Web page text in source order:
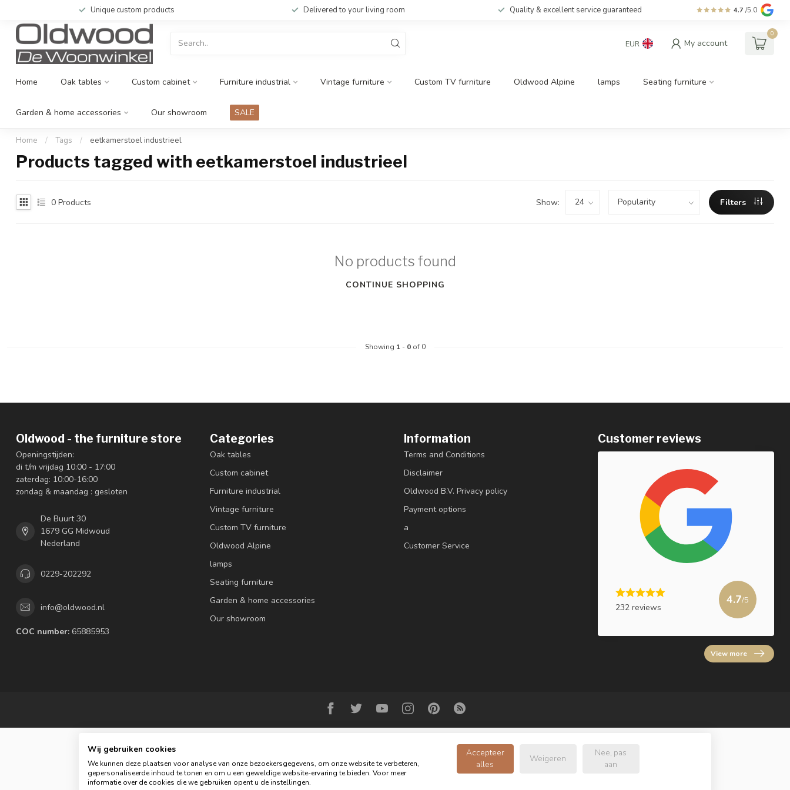
Unique custom products Delivered to your living room Quality & excellent service guaranteed 4.7 /5.0
EUR My account
0
Home Oak tables Custom cabinet Furniture industrial Vintage furniture Custom TV furniture Oldwood Alpine lamps Seating furniture
Garden & home accessories Our showroom SALE
Home / Tags / eetkamerstoel industrieel
Products tagged with eetkamerstoel industrieel
0 Products Show: Filters
No products found
CONTINUE SHOPPING
Showing 1- 0of 0
Oldwood - the furniture store
Openingstijden:
di t/m vrijdag 10:00 - 17:00
zaterdag: 10:00-16:00
zondag & maandag : gesloten
De Buurt 30
1679 GG Midwoud
Nederland
0229-202292
info@oldwood.nl
COC number: 65885953
Categories
Oak tables
Custom cabinet
Furniture industrial
Vintage furniture
Custom TV furniture
Oldwood Alpine
lamps
Seating furniture
Garden & home accessories
Our showroom
Information
Terms and Conditions
Disclaimer
Oldwood B.V. Privacy policy
Payment options
a
Customer Service
Customer reviews
232 reviews
4.7/5
View more
© Copyright 2026 Oldwood - the furniture store - Powered by
Wij gebruiken cookies
We kunnen deze plaatsen voor analyse van onze bezoekersgegevens, om onze website te verbeteren,
gepersonaliseerde inhoud te tonen en om u een geweldige website-ervaring te bieden. Voor meer
informatie over de cookies die we gebruiken opent u de instellingen.
Accepteer
alles
Weigeren
Nee, pas
aan